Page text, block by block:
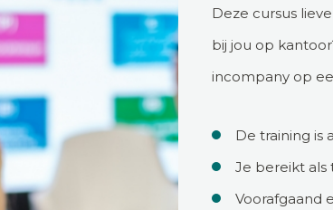
Deze cursus
bij jou op
incompany op
De training is
Je bereikt als
Voorafgaand